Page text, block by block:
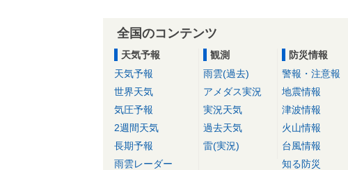
全国のコンテンツ
天気予報
天気予報
世界天気
気圧予報
2週間天気
長期予報
雨雲レーダー
観測
雨雲(過去)
アメダス実況
実況天気
過去天気
雷(実況)
防災情報
警報・注意報
地震情報
津波情報
火山情報
台風情報
知る防災